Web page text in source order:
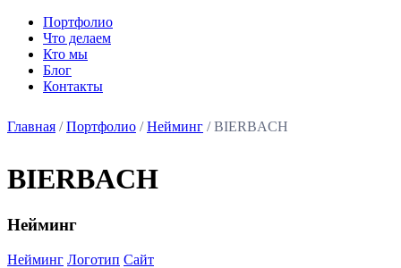
Портфолио
Что делаем
Кто мы
Блог
Контакты
Главная /Портфолио /Нейминг / BIERBACH
BIERBACH
Нейминг
Нейминг Логотип Сайт